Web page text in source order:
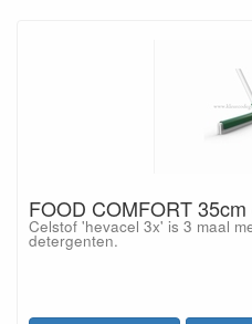
FOOD COMFORT
Celstof 'hevacel 3x' is 3 maal
detergenten.